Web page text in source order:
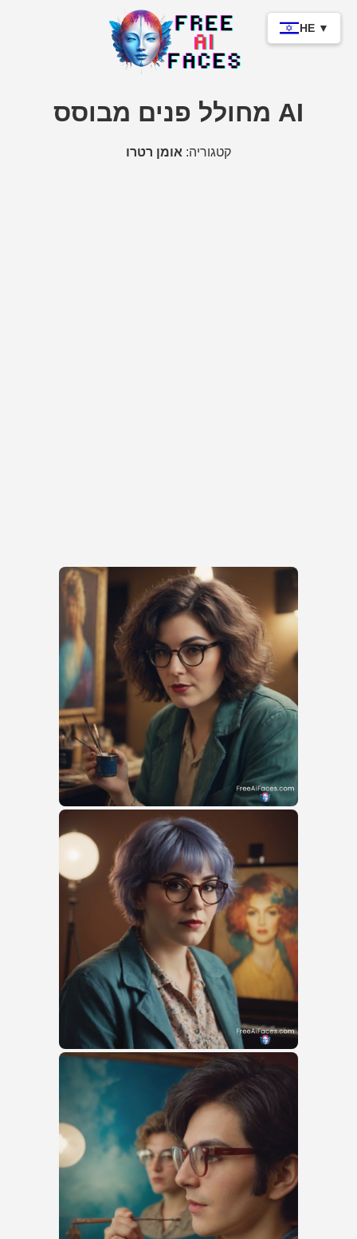
HE ▼
מחולל פנים מבוסס AI
קטגוריה: אומן רטרו